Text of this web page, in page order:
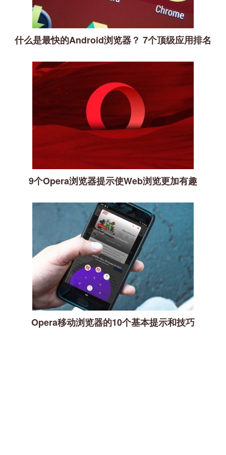
什么是最快的Android浏览器？ 7个顶级应用排名
9个Opera浏览器提示使Web浏览更加有趣
Opera移动浏览器的10个基本提示和技巧